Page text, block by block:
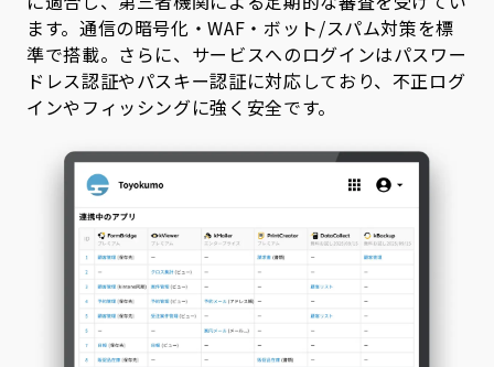
ます。通信の暗号化・WAF・ボット/スパム対策を標
準で搭載。さらに、サービスへのログインはパスワー
ドレス認証やパスキー認証に対応しており、不正ログ
インやフィッシングに強く安全です。